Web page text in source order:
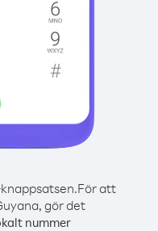
För att
gör det
nummer